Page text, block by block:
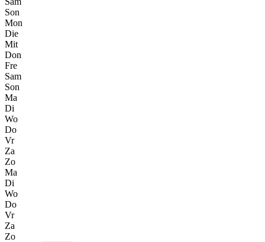
Son
Mon
Die
Mit
Don
Fre
Sam
Son
Ma
Di
Wo
Do
Vr
Za
Zo
Ma
Di
Wo
Do
Vr
Za
Zo